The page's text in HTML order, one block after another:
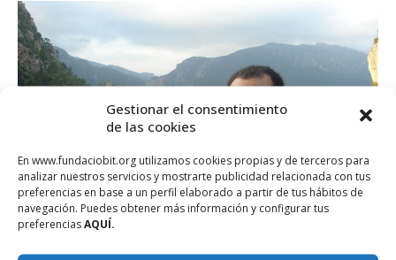
Gestionar el consentimiento
de las cookies
En www.fundaciobit.org utilizamos cookies propias y de terceros para
analizar nuestros servicios y mostrarte publicidad relacionada con tus
preferencias en base a un perfil elaborado a partir de tus hábitos de
navegación. Puedes obtener más información y configurar tus
preferenciasAQUÍ.